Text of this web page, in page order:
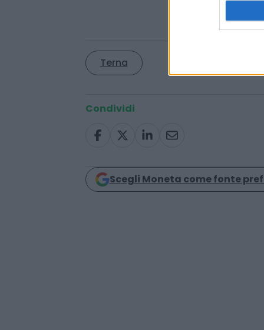
Partecipate pubbliche: ecco la
Terna